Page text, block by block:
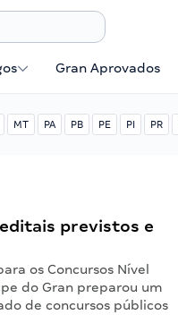
Gran Aprovados
MT PA PB PE PI PR
previstos e
os Concursos Nível
do Gran preparou um
de concursos públicos